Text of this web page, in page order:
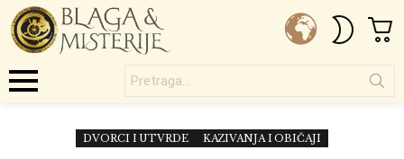
SKIN
DVORCI I UTVRDE KAZIVANJA I OBIČAJI